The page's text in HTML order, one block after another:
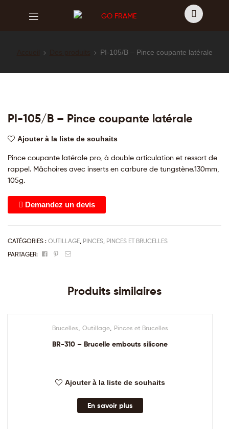
FRAMEPI-105/B – Pince coupante latérale
PI-105/B – Pince coupante latérale
Ajouter à la liste de souhaits
Pince coupante latérale pro, à double articulation et ressort de
rappel. Mâchoires avec inserts en carbure de tungstène.130mm,
105g.
Demandez un devis
CATÉGORIES : OUTILLAGE, PINCES, PINCES ET BRUCELLES
PARTAGER:
FacebookPinterest
Email
Produits similaires
Brucelles Outillage, Pinces et Brucelles
BR-310 – Brucelle embouts silicone
Ajouter à la liste de souhaits
En savoir plus